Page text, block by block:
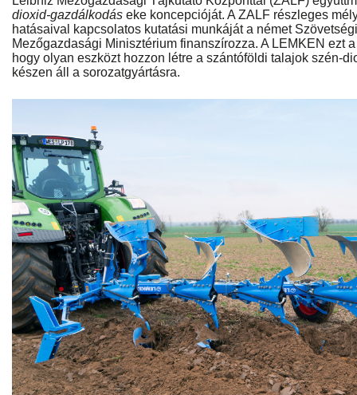
dioxid-gazdálkodás eke koncepcióját. A ZALF részleges
hatásaival kapcsolatos kutatási munkáját a német
Mezőgazdasági Minisztérium finanszírozza. A LEMKEN ezt
hogy olyan eszközt hozzon létre a szántóföldi talajok szén-
készen áll a sorozatgyártásra.